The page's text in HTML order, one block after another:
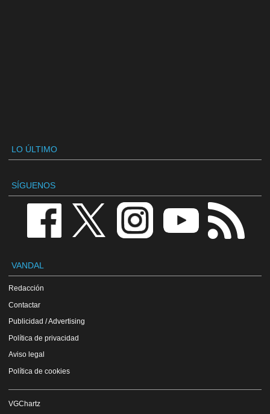
LO ÚLTIMO
SÍGUENOS
VANDAL
Redacción
Contactar
Publicidad / Advertising
Política de privacidad
Aviso legal
Política de cookies
VGChartz